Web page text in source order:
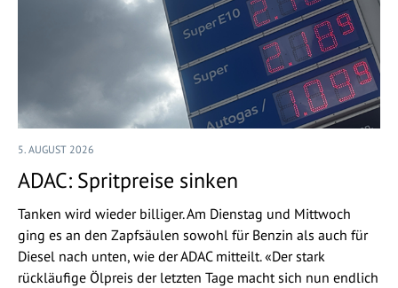
5. AUGUST 2026
ADAC: Spritpreise sinken
Tanken wird wieder billiger. Am Dienstag und Mittwoch
ging es an den Zapfsäulen sowohl für Benzin als auch für
Diesel nach unten, wie der ADAC mitteilt. «Der stark
rückläufige Ölpreis der letzten Tage macht sich nun endlich